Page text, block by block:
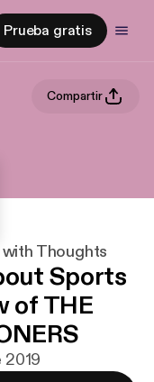
Prueba gratis
Compartir
with Thoughts
Sports
of THE
2019